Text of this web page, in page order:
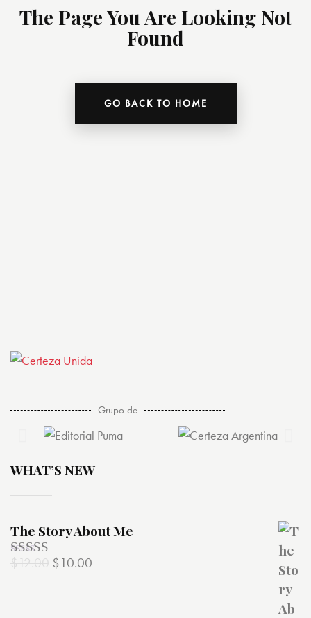
The Page You Are Looking Not
Found
GO BACK TO HOME
Grupo de
WHAT’S NEW
The Story About Me
Valorado
$12.00 $10.00